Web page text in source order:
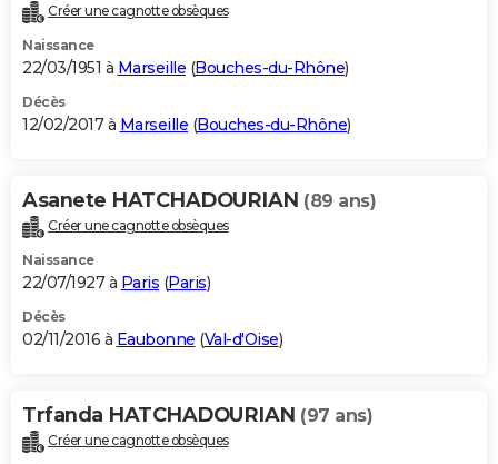
Créer une cagnotte obsèques
Naissance
22/03/1951 à Marseille (Bouches-du-Rhône)
Décès
12/02/2017 à Marseille (Bouches-du-Rhône)
Asanete HATCHADOURIAN (89 ans)
Créer une cagnotte obsèques
Naissance
22/07/1927 à Paris (Paris)
Décès
02/11/2016 à Eaubonne (Val-d'Oise)
Trfanda HATCHADOURIAN (97 ans)
Créer une cagnotte obsèques